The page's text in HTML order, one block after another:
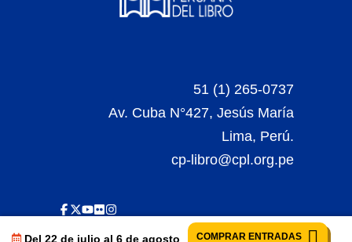
Del 22 de julio al 6 de agosto COMPRAR ENTRADAS
51 (1) 265-0737
Av. Cuba N°427, Jesús María
Lima, Perú.
cp-libro@cpl.org.pe